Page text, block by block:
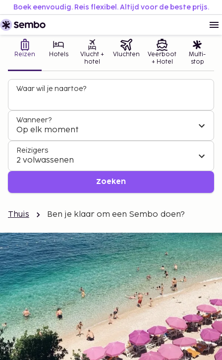
Boek eenvoudig. Reis flexibel. Altijd voor de beste prijs.
Reizen Hotels
Vlucht +
hotel
Vluchten
Veerboot
+ Hotel
Multi-
stop
Waar wil je naartoe?
Wanneer?
Op elk moment
Reizigers
2 volwassenen
Zoeken
Thuis Ben je klaar om een Sembo doen?